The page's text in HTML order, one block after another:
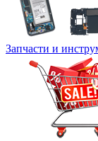
Запчасти и